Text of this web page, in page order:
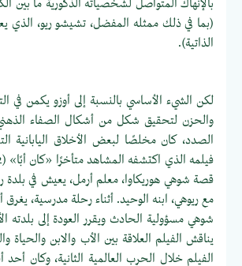
بالإنهاك المتواصل لشخصياته الذكورية ما بين
(بما في ذلك ممثله المفضل، تشيشو ريو، الذي
الذاتية).
لكن الشيء الأساسي بالنسبة إلى أوزو يكمن في
والحزن لتحقيق شكل من أشكال الصفاء
الصدد، كان مخلصًا لبعض الأخلاق اليابانية
فيلمه الذي اكتشفه المشاهد متأخرًا «كان أبًا» (1942)
قصة شوهي هوريكاوا، معلم أرمل، يعيش في بلدة
مع ريوهي، ابنه الوحيد. أثناء رحلة مدرسية،
شوهي مسؤولية الحادث ويقرر العودة إلى بلدته
يناقش الفيلم العلاقة بين الأب والابن والحياة
الفيلم خلال الحرب العالمية الثانية، وكان أحد